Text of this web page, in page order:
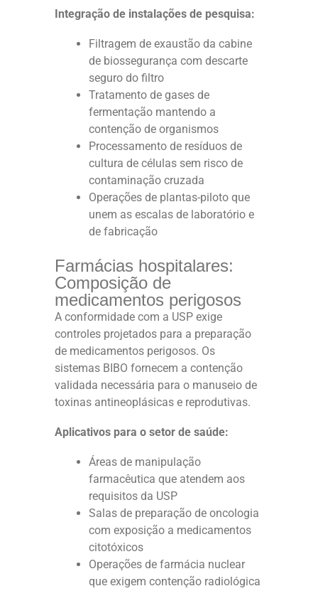
Integração de instalações de pesquisa:
Filtragem de exaustão da cabine
de biossegurança com descarte
seguro do filtro
Tratamento de gases de
fermentação mantendo a
contenção de organismos
Processamento de resíduos de
cultura de células sem risco de
contaminação cruzada
Operações de plantas-piloto que
unem as escalas de laboratório e
de fabricação
Farmácias hospitalares:
Composição de
medicamentos perigosos
A conformidade com a USP exige
controles projetados para a preparação
de medicamentos perigosos. Os
sistemas BIBO fornecem a contenção
validada necessária para o manuseio de
toxinas antineoplásicas e reprodutivas.
Aplicativos para o setor de saúde:
Áreas de manipulação
farmacêutica que atendem aos
requisitos da USP
Salas de preparação de oncologia
com exposição a medicamentos
citotóxicos
Operações de farmácia nuclear
que exigem contenção radiológica